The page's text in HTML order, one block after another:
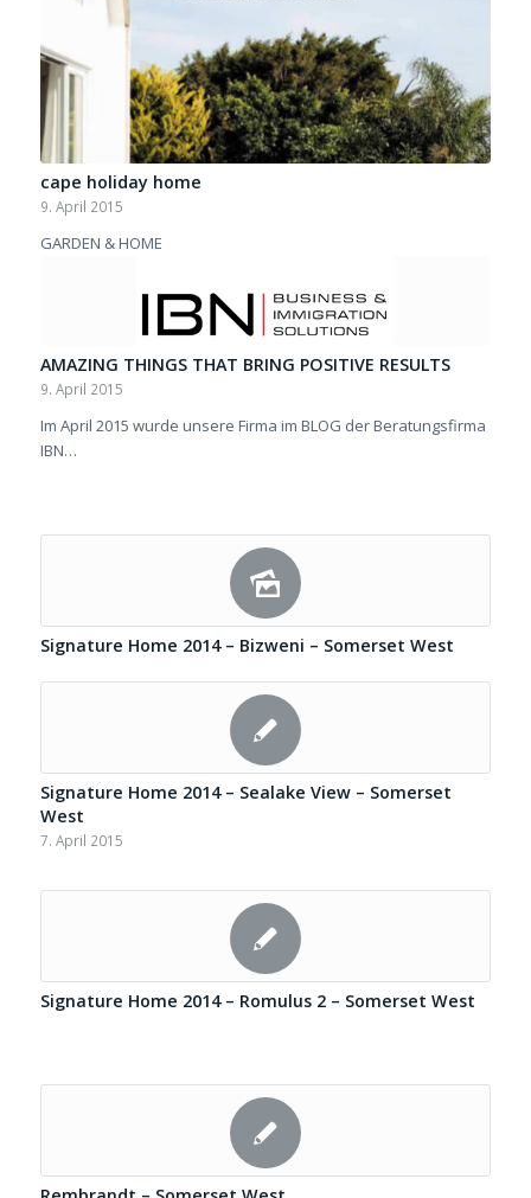
cape holiday home
9. April 2015
GARDEN & HOME
AMAZING THINGS THAT BRING POSITIVE RESULTS
9. April 2015
Im April 2015 wurde unsere Firma im BLOG der Beratungsfirma
IBN…
Signature Home 2014 – Bizweni – Somerset West
Signature Home 2014 – Sealake View – Somerset
West
7. April 2015
Signature Home 2014 – Romulus 2 – Somerset West